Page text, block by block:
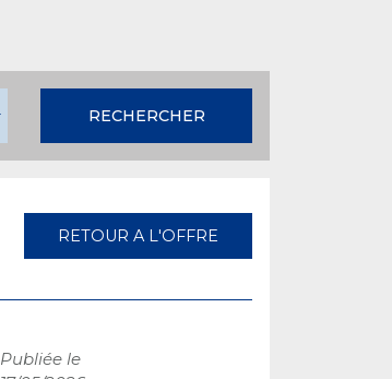
RECHERCHER
RETOUR A L'OFFRE
Publiée le